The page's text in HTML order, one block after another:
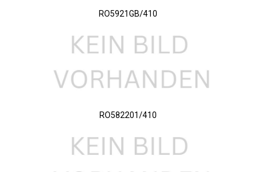
RO5921GB/410
RO582201/410